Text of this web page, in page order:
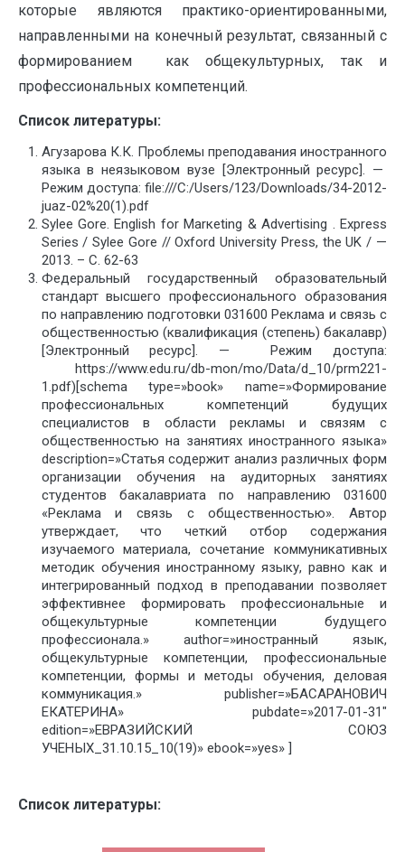
которые являются практико-ориентированными,
направленными на конечный результат, связанный с
формированием как общекультурных, так и
профессиональных компетенций.
Список литературы:
Агузарова К.К. Проблемы преподавания иностранного
языка в неязыковом вузе [Электронный ресурс]. —
Режим доступа: file:///C:/Users/123/Downloads/34-2012-
juaz-02%20(1).pdf
Sylee Gore. English for Marкeting & Advertising . Express
Series / Sylee Gore // Oxford University Press, the UK / —
2013. – C. 62-63
Федеральный государственный образовательный
стандарт высшего профессионального образования
по направлению подготовки 031600 Реклама и связь с
общественностью (квалификация (степень) бакалавр)
[Электронный ресурс]. — Режим доступа:
https://www.edu.ru/db-mon/mo/Data/d_10/prm221-
1.pdf)[schema type=»book» name=»Формирование
профессиональных компетенций будущих
специалистов в области рекламы и связям с
общественностью на занятиях иностранного языка»
description=»Статья содержит анализ различных форм
организации обучения на аудиторных занятиях
студентов бакалавриата по направлению 031600
«Реклама и связь с общественностью». Автор
утверждает, что четкий отбор содержания
изучаемого материала, сочетание коммуникативных
методик обучения иностранному языку, равно как и
интегрированный подход в преподавании позволяет
эффективнее формировать профессиональные и
общекультурные компетенции будущего
профессионала.» author=»иностранный язык,
общекультурные компетенции, профессиональные
компетенции, формы и методы обучения, деловая
коммуникация.» publisher=»БАСАРАНОВИЧ
ЕКАТЕРИНА» pubdate=»2017-01-31″
edition=»ЕВРАЗИЙСКИЙ СОЮЗ
УЧЕНЫХ_31.10.15_10(19)» ebook=»yes» ]
Список литературы: